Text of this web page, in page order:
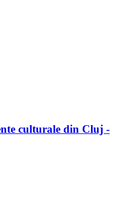
culturale din Cluj -